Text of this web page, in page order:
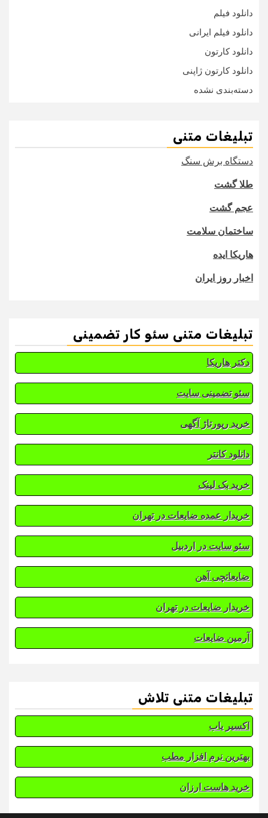
دانلود فیلم
دانلود فیلم ایرانی
دانلود کارتون
دانلود کارتون ژاپنی
دسته‌بندی نشده
تبلیغات متنی
دستگاه برش سنگ
طلا گشت
عجم گشت
ساختمان سلامت
هاریکا ایده
اخبار روز ایران
تبلیغات متنی سئو کار تضمینی
دکتر هاریکا
سئو تضمینی سایت
خرید رپورتاژ آگهی
دانلود کانتر
خرید بک لینک
خریدار عمده ضایعات در تهران
سئو سایت در اردبیل
ضایعاتچی آهن
خریدار ضایعات در تهران
آرمین ضایعات
تبلیغات متنی تلاش
اکسیر یاب
بهترین نرم افزار مطب
خرید هاست ارزان